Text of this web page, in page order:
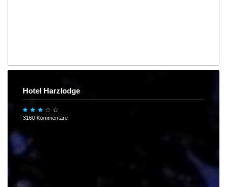
Hotel Harzlodge
3160 Kommentare